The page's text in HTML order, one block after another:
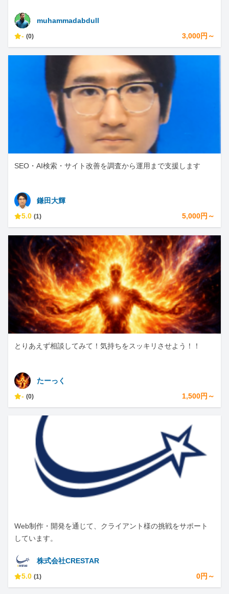
muhammadabdull
- (0) 3,000円～
SEO・AI検索・サイト改善を調査から運用まで支援します
鎌田大輝
5.0 (1) 5,000円～
とりあえず相談してみて！気持ちをスッキリさせよう！！
たーっく
- (0) 1,500円～
Web制作・開発を通じて、クライアント様の挑戦をサポート
しています。
株式会社CRESTAR
5.0 (1) 0円～